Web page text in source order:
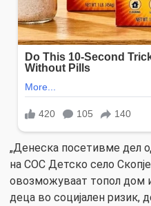
„Денеска посетивме дел
на СОС Детско село
овозможуваат топол дом
деца во социјален ризик,